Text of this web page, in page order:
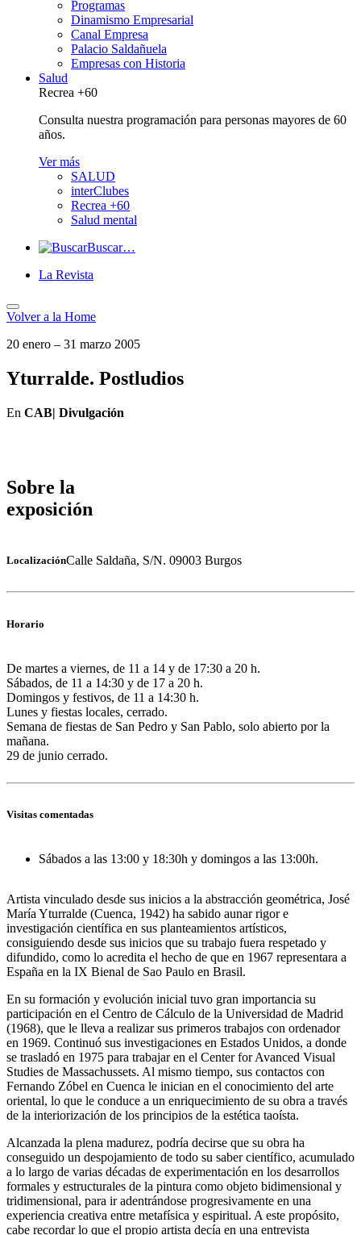
Programas
Dinamismo Empresarial
Canal Empresa
Palacio Saldañuela
Empresas con Historia
Salud
Recrea +60
Consulta nuestra programación para personas mayores de 60
años.
Ver más
SALUD
interClubes
Recrea +60
Salud mental
Buscar…
La Revista
Volver a la Home
20 enero – 31 marzo 2005
Yturralde. Postludios
En CAB| Divulgación
Sobre la
exposición
LocalizaciónCalle Saldaña, S/N. 09003 Burgos
Horario
De martes a viernes, de 11 a 14 y de 17:30 a 20 h.
Sábados, de 11 a 14:30 y de 17 a 20 h.
Domingos y festivos, de 11 a 14:30 h.
Lunes y fiestas locales, cerrado.
Semana de fiestas de San Pedro y San Pablo, solo abierto por la
mañana.
29 de junio cerrado.
Visitas comentadas
Sábados a las 13:00 y 18:30h y domingos a las 13:00h.
Artista vinculado desde sus inicios a la abstracción geométrica, José
María Yturralde (Cuenca, 1942) ha sabido aunar rigor e
investigación científica en sus planteamientos artísticos,
consiguiendo desde sus inicios que su trabajo fuera respetado y
difundido, como lo acredita el hecho de que en 1967 representara a
España en la IX Bienal de Sao Paulo en Brasil.
En su formación y evolución inicial tuvo gran importancia su
participación en el Centro de Cálculo de la Universidad de Madrid
(1968), que le lleva a realizar sus primeros trabajos con ordenador
en 1969. Continuó sus investigaciones en Estados Unidos, a donde
se trasladó en 1975 para trabajar en el Center for Avanced Visual
Studies de Massachussets. Al mismo tiempo, sus contactos con
Fernando Zóbel en Cuenca le inician en el conocimiento del arte
oriental, lo que le conduce a un enriquecimiento de su obra a través
de la interiorización de los principios de la estética taoísta.
Alcanzada la plena madurez, podría decirse que su obra ha
conseguido un despojamiento de todo su saber científico, acumulado
a lo largo de varias décadas de experimentación en los desarrollos
formales y estructurales de la pintura como objeto bidimensional y
tridimensional, para ir adentrándose progresivamente en una
experiencia creativa entre metafísica y espiritual. A este propósito,
cabe recordar lo que el propio artista decía en una entrevista